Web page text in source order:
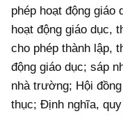
phép hoạt động giáo
hoạt động giáo dục,
cho phép thành lập,
động giáo dục; sáp
nhà trường; Hội
thục; Định nghĩa,